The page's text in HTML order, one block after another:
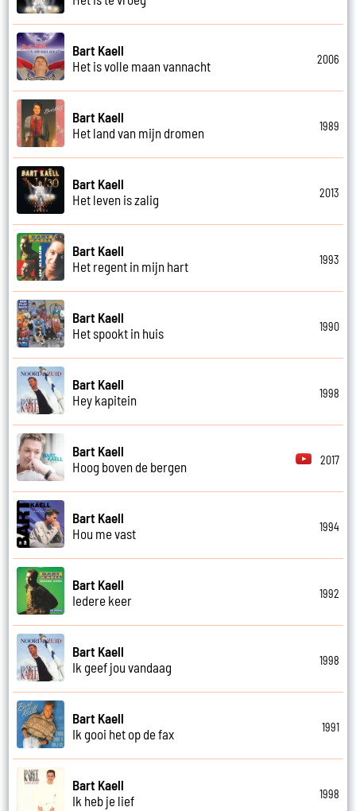
Bart Kaell
Het is volle maan vannacht
2006
Bart Kaell
Het land van mijn dromen
1989
Bart Kaell
Het leven is zalig
2013
Bart Kaell
Het regent in mijn hart
1993
Bart Kaell
Het spookt in huis
1990
Bart Kaell
Hey kapitein
1998
Bart Kaell
Hoog boven de bergen
2017
Bart Kaell
Hou me vast
1994
Bart Kaell
Iedere keer
1992
Bart Kaell
Ik geef jou vandaag
1998
Bart Kaell
Ik gooi het op de fax
1991
Bart Kaell
Ik heb je lief
1998